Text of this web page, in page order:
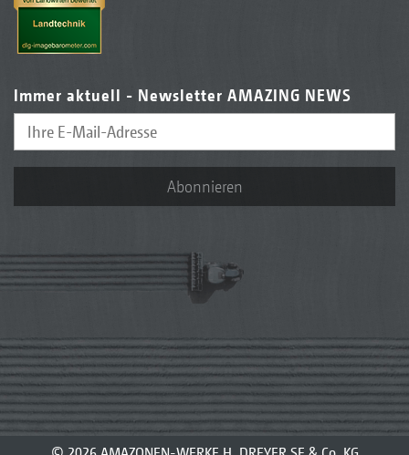
Immer aktuell - Newsletter AMAZING NEWS
Abonnieren